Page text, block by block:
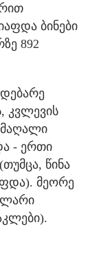
ბინები
892
კვლევის
მაღალი
- ერთი
წინა
მეორე